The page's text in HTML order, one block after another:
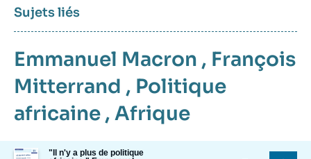
Sujets liés
Emmanuel Macron , François
Mitterrand , Politique
africaine , Afrique
Image
"Il n'y a plus de politique